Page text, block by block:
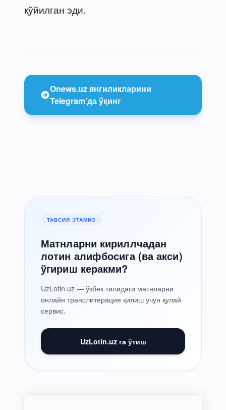
қўйилган эди.
Onews.uz янгиликларини
Telegram’да ўқинг
ТАВСИЯ ЭТАМИЗ
Матнларни кириллчадан
лотин алифбосига (ва акси)
ўгириш керакми?
UzLotin.uz — ўзбек тилидаги матнларни
онлайн транслитерация қилиш учун қулай
сервис.
UzLotin.uz га ўтиш